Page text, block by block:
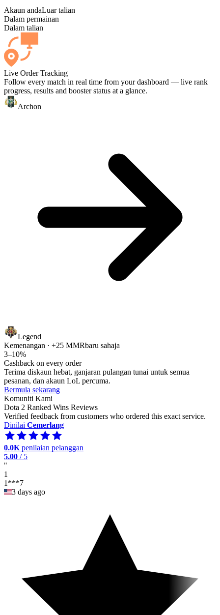
Akaun andaLuar talian
Dalam permainan
Dalam talian
Live Order Tracking
Follow every match in real time from your dashboard — live rank
progress, results and booster status at a glance.
Archon
Legend
Kemenangan · +25 MMRbaru sahaja
3–10%
Cashback on every order
Terima diskaun hebat, ganjaran pulangan tunai untuk semua
pesanan, dan akaun LoL percuma.
Bermula sekarang
Komuniti Kami
Dota 2 Ranked Wins Reviews
Verified feedback from customers who ordered this exact service.
Dinilai Cemerlang
0.0K penilaian pelanggan
5.00 / 5
"
1
1***7
3 days ago